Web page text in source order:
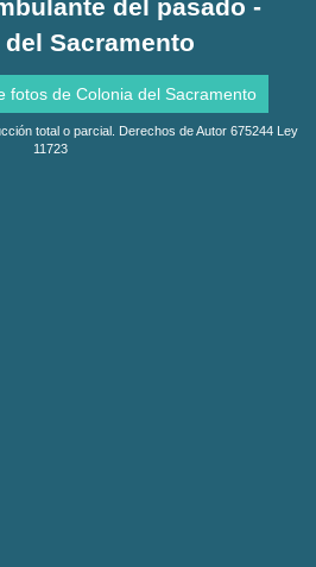
del pasado -
Sacramento
fotos de Colonia del Sacramento
total o parcial. Derechos de Autor 675244 Ley
11723